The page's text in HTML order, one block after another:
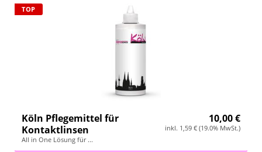
TOP
Köln Pflegemittel für
Kontaktlinsen
All in One Lösung für ...
10,00 €
inkl. 1,59 € (19.0% MwSt.)